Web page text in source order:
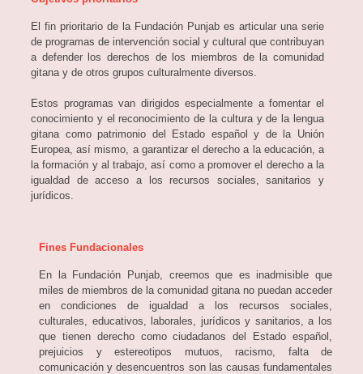
El fin prioritario de la Fundación Punjab es articular una serie
de programas de intervención social y cultural que contribuyan
a defender los derechos de los miembros de la comunidad
gitana y de otros grupos culturalmente diversos.
Estos programas van dirigidos especialmente a fomentar el
conocimiento y el reconocimiento de la cultura y de la lengua
gitana como patrimonio del Estado español y de la Unión
Europea, así mismo, a garantizar el derecho a la educación, a
la formación y al trabajo, así como a promover el derecho a la
igualdad de acceso a los recursos sociales, sanitarios y
jurídicos.
Fines Fundacionales
En la Fundación Punjab, creemos que es inadmisible que
miles de miembros de la comunidad gitana no puedan acceder
en condiciones de igualdad a los recursos sociales,
culturales, educativos, laborales, jurídicos y sanitarios, a los
que tienen derecho como ciudadanos del Estado español,
prejuicios y estereotipos mutuos, racismo, falta de
comunicación y desencuentros son las causas fundamentales